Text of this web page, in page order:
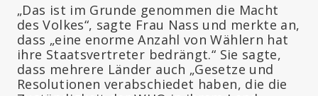
„Das ist im Grunde genommen die Macht
des Volkes“, sagte Frau Nass und merkte an,
dass „eine enorme Anzahl von Wählern hat
ihre Staatsvertreter bedrängt.“ Sie sagte,
dass mehrere Länder auch „Gesetze und
Resolutionen verabschiedet haben, die die